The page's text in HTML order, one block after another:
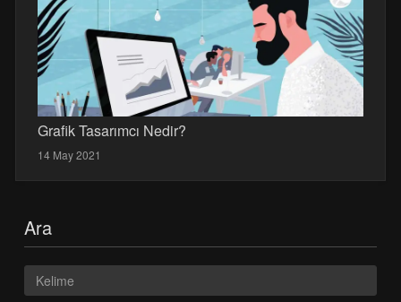
Grafik Tasarımcı Nedir?
14 May 2021
Ara